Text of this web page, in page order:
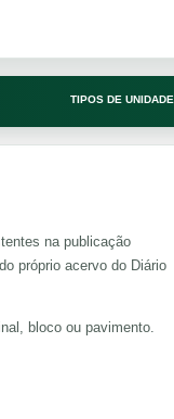
TIPOS DE UNIDADE
na publicação
próprio acervo do Diário
bloco ou pavimento.